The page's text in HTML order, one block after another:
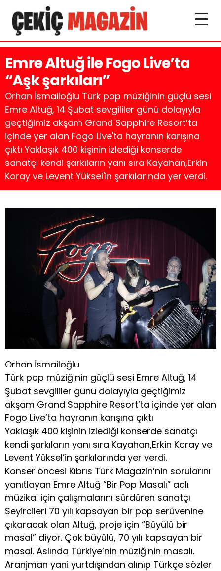
Emre Altuğ ile Fogo Live’ta
“Aşk şarkıları”
Orhan İsmailoğlu Türk pop müziğinin güçlü sesi
Emre Altuğ, 14 Şubat sevgililer günü dolayıyla
geçtiğimiz akşam Grand Sapphire Resort’ta
içinde yer alan Fogo Live'ta hayranın karışına
çıktı Yaklaşık 400 kişinin izlediği konserde
sanatçı kendi şarkıların yanı sıra Kayahan,Erkin
Koray ve Levent Yüksel'in şarkılarında yer verdi.
Orhan İsmailoğlu
Türk pop müziğinin güçlü sesi Emre Altuğ, 14
Şubat sevgililer günü dolayıyla geçtiğimiz
akşam Grand Sapphire Resort’ta içinde yer alan
Fogo Live’ta hayranın karışına çıktı
Yaklaşık 400 kişinin izlediği konserde sanatçı
kendi şarkıların yanı sıra Kayahan,Erkin Koray ve
Levent Yüksel’in şarkılarında yer verdi.
Konser öncesi Kıbrıs Türk Magazin’nin sorularını
yanıtlayan Emre Altuğ “Bir Pop Masalı” adlı
müzikal için çalışmalarını sürdüren sanatçı
Seyircileri 70 yılı kapsayan bir pop serüvenine
çıkaracak olan Altuğ, proje için “Büyülü bir
masal” diyor. Çok büyülü, 70 yılı kapsayan bir
masal. Aslında Türkiye’nin müziğinin masalı.
Aranjman yani yurtdışından alınıp Türkçe sözler